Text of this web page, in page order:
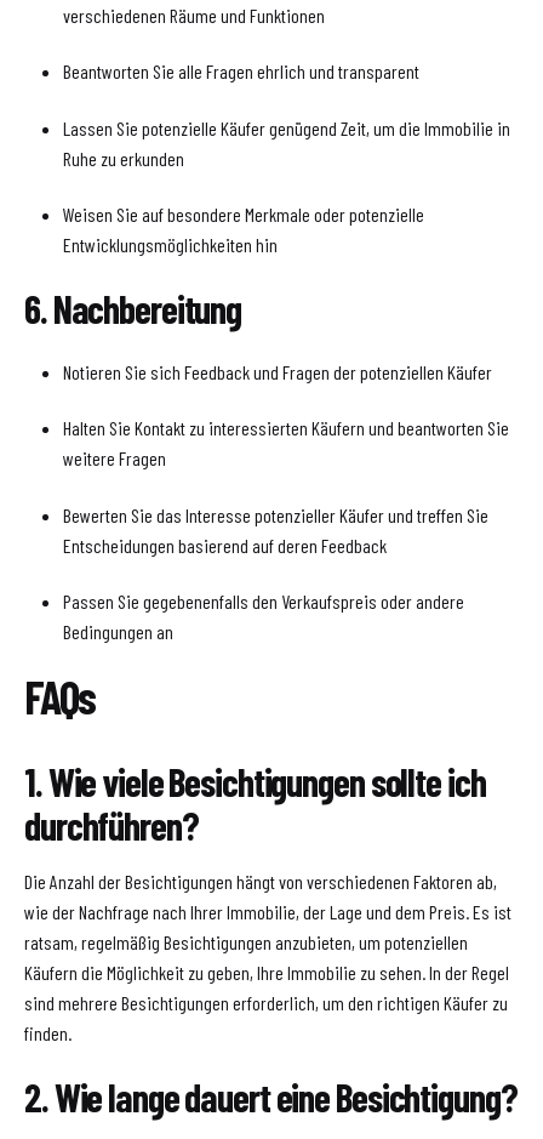
verschiedenen Räume und Funktionen
Beantworten Sie alle Fragen ehrlich und transparent
Lassen Sie potenzielle Käufer genügend Zeit, um die Immobilie in
Ruhe zu erkunden
Weisen Sie auf besondere Merkmale oder potenzielle
Entwicklungsmöglichkeiten hin
6. Nachbereitung
Notieren Sie sich Feedback und Fragen der potenziellen Käufer
Halten Sie Kontakt zu interessierten Käufern und beantworten Sie
weitere Fragen
Bewerten Sie das Interesse potenzieller Käufer und treffen Sie
Entscheidungen basierend auf deren Feedback
Passen Sie gegebenenfalls den Verkaufspreis oder andere
Bedingungen an
FAQs
1. Wie viele Besichtigungen sollte ich
durchführen?
Die Anzahl der Besichtigungen hängt von verschiedenen Faktoren ab,
wie der Nachfrage nach Ihrer Immobilie, der Lage und dem Preis. Es ist
ratsam, regelmäßig Besichtigungen anzubieten, um potenziellen
Käufern die Möglichkeit zu geben, Ihre Immobilie zu sehen. In der Regel
sind mehrere Besichtigungen erforderlich, um den richtigen Käufer zu
finden.
2. Wie lange dauert eine Besichtigung?